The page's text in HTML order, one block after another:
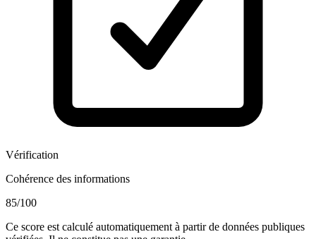
Vérification
Cohérence des informations
85/100
Ce score est calculé automatiquement à partir de données publiques